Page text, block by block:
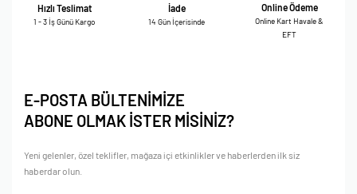
Hızlı Teslimat
1 - 3 İş Günü Kargo
İade
14 Gün İçerisinde
Online Ödeme
Online Kart Havale &
EFT
E-POSTA BÜLTENİMİZE
ABONE OLMAK İSTER MİSİNİZ?
Yeni gelenler, özel teklifler, mağaza içi etkinlikler ve haberlerden ilk siz
haberdar olun.